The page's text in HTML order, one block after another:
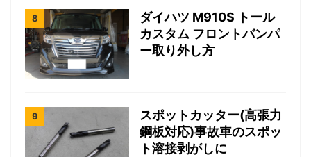
ダイハツ M910S トール
カスタム フロントバンパ
ー取り外し方
スポットカッター(高張力
鋼板対応)事故車のスポッ
ト溶接剥がしに